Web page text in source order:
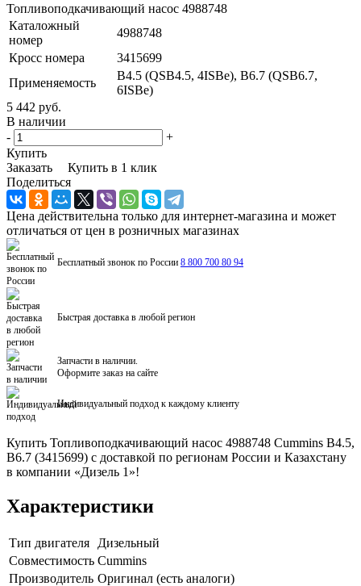
Топливоподкачивающий насос 4988748
Каталожный
номер
4988748
Кросс номера
3415699
Применяемость
B4.5 (QSB4.5, 4ISBe), B6.7 (QSB6.7,
6ISBe)
5 442 руб.
В наличии
-
+
Купить
Заказать
Купить в 1 клик
Поделиться
Цена действительна только для интернет-магазина и может
отличаться от цен в розничных магазинах
Бесплатный звонок по России 8 800 700 80 94
Быстрая доставка в любой регион
Запчасти в наличии.
Оформите заказ на сайте
Индивидуальный подход к каждому клиенту
Купить Топливоподкачивающий насос 4988748 Cummins B4.5,
B6.7 (3415699) с доставкой по регионам России и Казахстану
в компании «Дизель 1»!
Характеристики
Тип двигателя
Дизельный
Совместимость Cummins
Производитель Оригинал (есть аналоги)